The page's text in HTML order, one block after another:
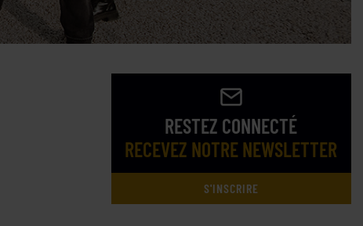
RESTEZ CONNECTÉ
RECEVEZ NOTRE NEWSLETTER
S'INSCRIRE